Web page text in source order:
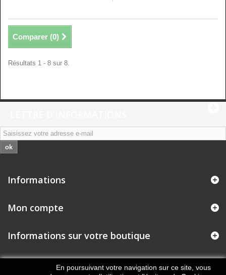
Comparer (0)
Résultats 1 - 8 sur 8.
ok
Informations
Mon compte
Informations sur votre boutique
En poursuivant votre navigation sur ce site, vous